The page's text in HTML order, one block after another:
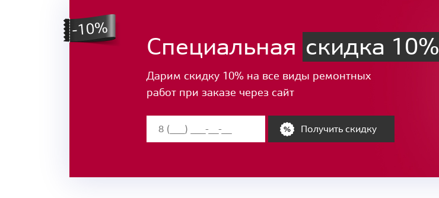
Специальная скидка 10%
Дарим скидку 10% на все виды ремонтных
работ при заказе через сайт
Получить скидку